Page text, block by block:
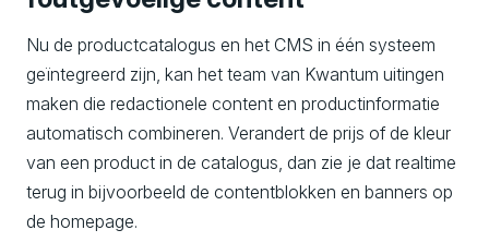
Nu de productcatalogus en het CMS in één systeem
geïntegreerd zijn, kan het team van Kwantum uitingen
maken die redactionele content en productinformatie
automatisch combineren. Verandert de prijs of de kleur
van een product in de catalogus, dan zie je dat realtime
terug in bijvoorbeeld de contentblokken en banners op
de homepage.